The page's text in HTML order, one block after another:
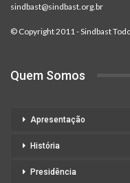
sindbast@sindbast.org.br
© Copyright 2011 - Sindbast
Quem Somos
Apresentação
História
Presidência